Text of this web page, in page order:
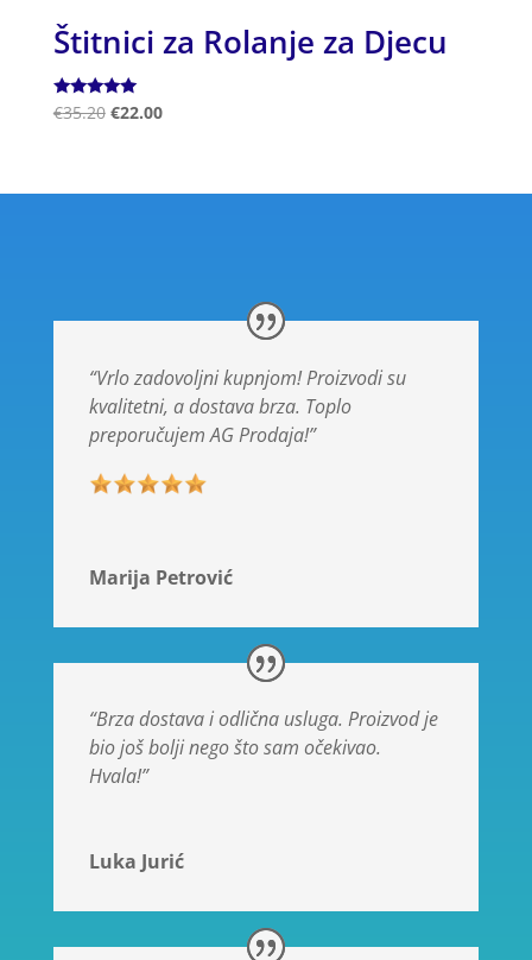
Štitnici za Rolanje za Djecu
Ocjenjeno
5.00
€35.20 €22.00
“Vrlo zadovoljni kupnjom! Proizvodi su
kvalitetni, a dostava brza. Toplo
preporučujem AG Prodaja!”
Marija Petrović
“Brza dostava i odlična usluga. Proizvod je
bio još bolji nego što sam očekivao.
Hvala!”
Luka Jurić